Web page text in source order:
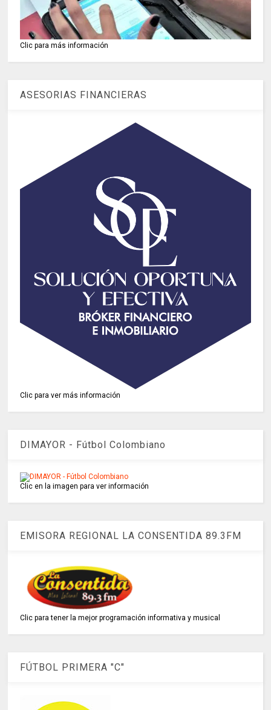
Clic para más información
ASESORIAS FINANCIERAS
Clic para ver más información
DIMAYOR - Fútbol Colombiano
Clic en la imagen para ver información
EMISORA REGIONAL LA CONSENTIDA 89.3FM
Clic para tener la mejor programación informativa y musical
FÚTBOL PRIMERA "C"